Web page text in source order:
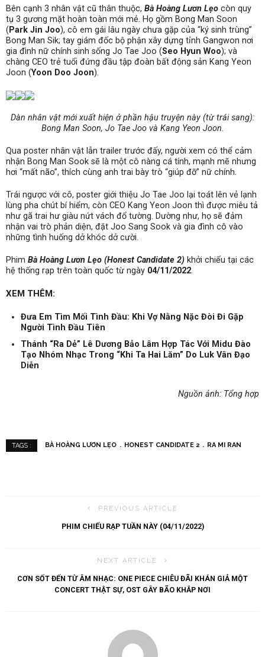
Bên cạnh 3 nhân vật cũ thân thuộc, Bà Hoàng Lươn Lẹo còn quy
tụ 3 gương mặt hoàn toàn mới mẻ. Họ gồm Bong Man Soon
(Park Jin Joo), cô em gái lâu ngày chưa gặp của “ký sinh trùng”
Bong Man Sik; tay giám đốc bộ phận xây dựng tỉnh Gangwon nơi
gia đình nữ chính sinh sống Jo Tae Joo (Seo Hyun Woo); và
chàng CEO trẻ tuổi đứng đầu tập đoàn bất động sản Kang Yeon
Joon (Yoon Doo Joon).
Dàn nhân vật mới xuất hiện ở phần hậu truyện này (từ trái sang):
Bong Man Soon, Jo Tae Joo và Kang Yeon Joon.
Qua poster nhân vật lẫn trailer trước đấy, người xem có thể cảm
nhận Bong Man Sook sẽ là một cô nàng cá tính, mạnh mẽ nhưng
hơi “mất não”, thích cùng anh trai bày trò “giúp đỡ” nữ chính.
Trái ngược với cô, poster giới thiệu Jo Tae Joo lại toát lên vẻ lạnh
lùng pha chút bí hiểm, còn CEO Kang Yeon Joon thì được miêu tả
như gã trai hư giàu nứt vách đổ tường. Dường như, họ sẽ đảm
nhận vai trò phản diện, đặt Joo Sang Sook và gia đình cô vào
những tình huống dở khóc dở cười.
Phim Bà Hoàng Lươn Lẹo (Honest Candidate 2) khởi chiếu tại các
hệ thống rạp trên toàn quốc từ ngày 04/11/2022.
XEM THÊM:
Đưa Em Tìm Mối Tình Đầu: Khi Vợ Nằng Nặc Đòi Đi Gặp
Người Tình Đầu Tiên
Thánh “Ra Dẻ” Lê Dương Bảo Lâm Hợp Tác Với Midu Đào
Tạo Nhóm Nhạc Trong “Khi Ta Hai Lăm” Do Luk Vân Đạo
Diễn
Nguồn ảnh: Tổng hợp
TAGS : BÀ HOÀNG LƯƠN LẸO HONEST CANDIDATE 2 RA MI RAN
PREVIOUS ARTICLE
PHIM CHIẾU RẠP TUẦN NÀY (04/11/2022)
NEXT ARTICLE
CƠN SỐT ĐẾN TỪ ÂM NHẠC: ONE PIECE CHIÊU ĐÃI KHÁN GIẢ MỘT
CONCERT THẬT SỰ, OST GÂY BÃO KHẮP NƠI